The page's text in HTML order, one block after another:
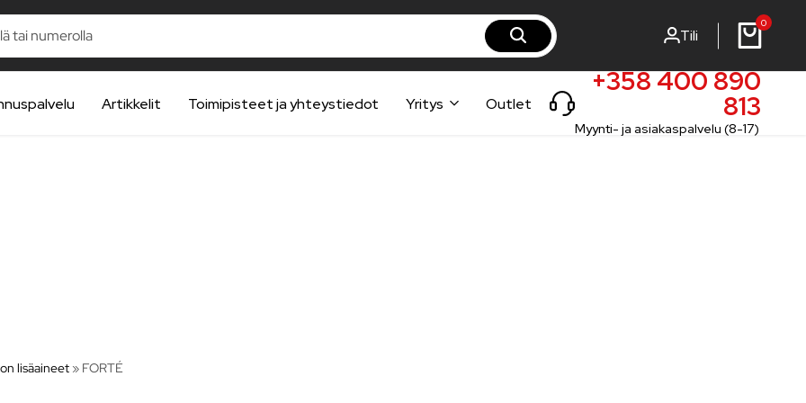
Tili
0
Artikkelit Toimipisteet ja yhteystiedot Yritys Outlet
+358 400 890
813
Myynti- ja asiakaspalvelu (8-17)
lisäaineet » FORTÉ